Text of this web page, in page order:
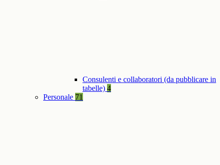
Consulenti e collaboratori (da pubblicare in
tabelle) 4
Personale 71